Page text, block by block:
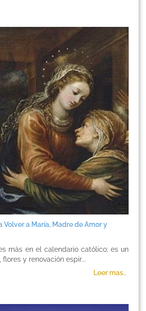
Volver a María, Madre de Amor y
más en el calendario católico; es un
y renovación espir...
Leer mas..